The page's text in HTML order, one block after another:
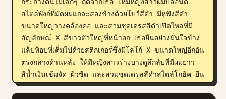
สไตล์พังก์ที่มัดผมแกละสองข้างด้วยโบว์สีดำ มีหูฟังสีดำ
ขนาดใหญ่วางคล้องคอ และสวมชุดเดรสสีดำเปิดไหล่ที่มี
สัญลักษณ์ X สีขาวตัวใหญ่ที่หน้าอก เธอยืนอย่างมั่นใจข้าง
แล็ปท็อปที่เต็มไปด้วยสติกเกอร์ซึ่งมีโลโก้ X ขนาดใหญ่อีกอัน
ตรงกลางด้านหลัง ให้มีหญิงสาวร่างบางดูลึกลับที่มีผมยาว
สีน้ำเงินเข้มจัด ผิวซีด และสวมชุดเดรสสีดำสไตล์โกธิค ยืน
นิ่งๆ อยู่หน้าจอคอมพิวเตอร์ที่แสดงรูปดาวหรือประกายไฟสี